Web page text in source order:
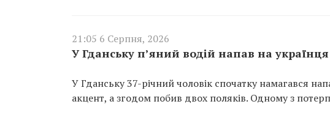
21:05 6 Серпня, 2026
У Гданську п’яний водій напав на
У Гданську 37-річний чоловік спочатку намагався
акцент, а згодом побив двох поляків. Одному з